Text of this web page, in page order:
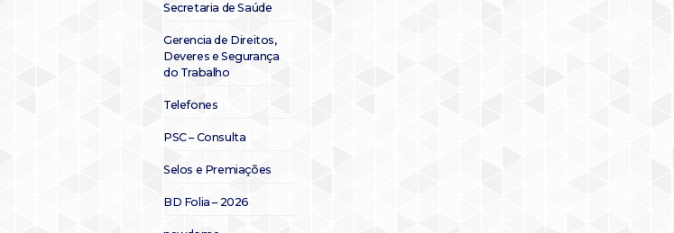
Secretaria de Saúde
Gerencia de Direitos,
Deveres e Segurança
do Trabalho
Telefones
PSC – Consulta
Selos e Premiações
BD Folia – 2026